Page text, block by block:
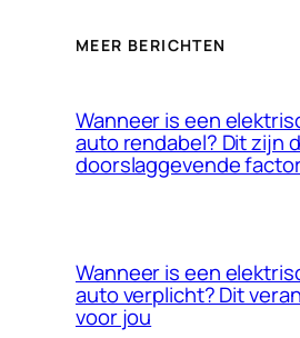
MEER BERICHTEN
Wanneer is een
auto rendabel? Dit zijn
doorslaggevende
Wanneer is een
auto verplicht? Dit
voor jou